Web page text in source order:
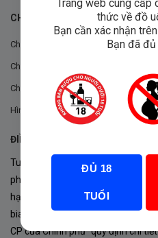
CHÍNH SÁCH
Chính sách chung
Chính sách đổi trả
Chính sách mua hàng
Hình thức thanh toán
ĐIỀU KHOẢN VÀ CHÍNH SÁCH
Tuân thủ Nghị định 105/2017/NĐ-
phủ về sản xuất, kinh doanh rượu.
hại của rượu, bia” số 44/2019/
bia theo hình thức thương mại
CP của Chính phủ “quy định chi
Trang web cung cấp
thức về đồ
Bạn cần xác nhận
Bạn đã
ĐỦ 18
TUỔI